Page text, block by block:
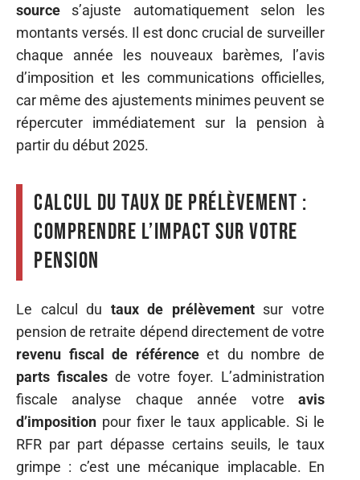
source s’ajuste automatiquement selon les
montants versés. Il est donc crucial de surveiller
chaque année les nouveaux barèmes, l’avis
d’imposition et les communications officielles,
car même des ajustements minimes peuvent se
répercuter immédiatement sur la pension à
partir du début 2025.
Calcul du taux de prélèvement :
comprendre l’impact sur votre
pension
Le calcul du taux de prélèvementsur votre
pension de retraite dépend directement de votre
revenu fiscal de référenceet du nombre de
parts fiscalesde votre foyer. L’administration
fiscale analyse chaque année votre avis
d’imposition pour fixer le taux applicable. Si le
RFR par part dépasse certains seuils, le taux
grimpe : c’est une mécanique implacable. En